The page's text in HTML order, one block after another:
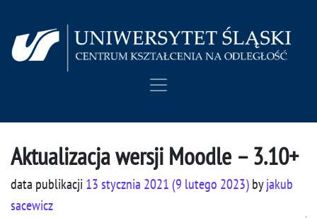
Przejdź do treści
Main Navigation
Aktualizacja wersji Moodle – 3.10+
data publikacji 13 stycznia 2021 (9 lutego 2023)byjakub
sacewicz